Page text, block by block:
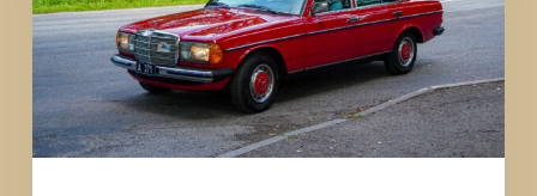
Benz
W123